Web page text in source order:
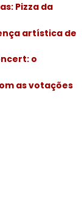
Pizza da
artística de
o
as votações